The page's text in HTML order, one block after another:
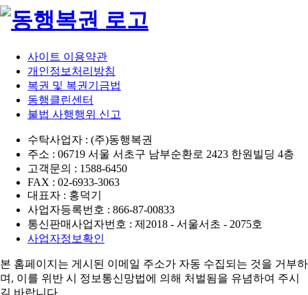
사이트 이용약관
개인정보처리방침
복권 및 복권기금법
동행클린센터
불법 사행행위 신고
수탁사업자 : (주)동행복권
주소 : 06719 서울 서초구 남부순환로 2423 한원빌딩 4층
고객문의 : 1588-6450
FAX : 02-6933-3063
대표자 : 홍덕기
사업자등록번호 : 866-87-00833
통신판매사업자번호 : 제2018 - 서울서초 - 2075호
사업자정보확인
본 홈페이지는 게시된 이메일 주소가 자동 수집되는 것을 거부하
며, 이를 위반 시 정보통신망법에 의해 처벌됨을 유념하여 주시